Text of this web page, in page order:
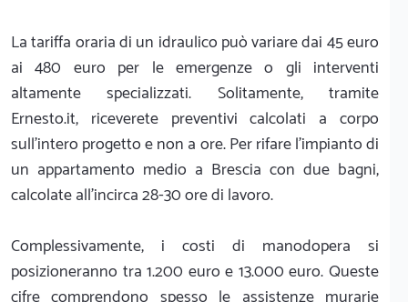
La tariffa oraria di un idraulico può variare dai 45 euro
ai 480 euro per le emergenze o gli interventi
altamente specializzati. Solitamente, tramite
Ernesto.it, riceverete preventivi calcolati a corpo
sull'intero progetto e non a ore. Per rifare l'impianto di
un appartamento medio a Brescia con due bagni,
calcolate all'incirca 28-30 ore di lavoro.
Complessivamente, i costi di manodopera si
posizioneranno tra 1.200 euro e 13.000 euro. Queste